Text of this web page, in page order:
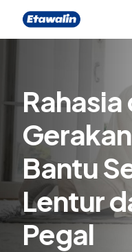
Rahasia
Bantu
Lentur
Pegal